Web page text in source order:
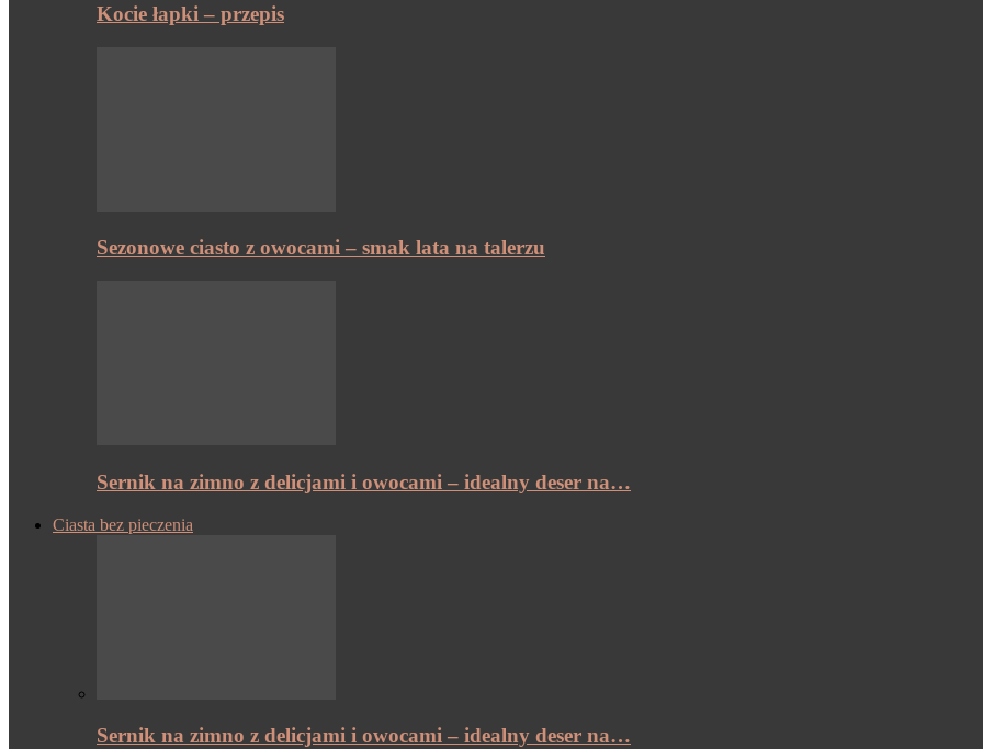
Kocie łapki – przepis
Sezonowe ciasto z owocami – smak lata na talerzu
Sernik na zimno z delicjami i owocami – idealny deser na…
Ciasta bez pieczenia
Sernik na zimno z delicjami i owocami – idealny deser na…